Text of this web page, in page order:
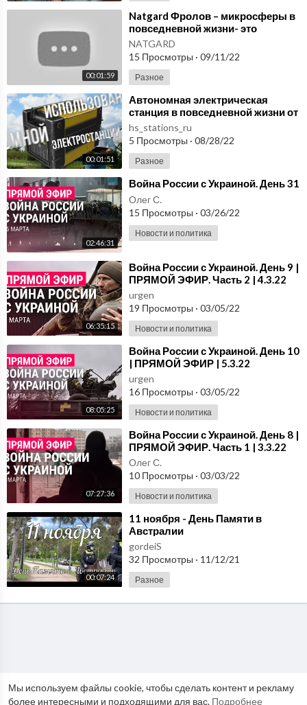
Мы используем файлы cookie, чтобы сделать контент и рекламу
более интересными и подходящими для вас. Подробнее
00:01:59
⁣Natgard Фролов – микросферы в
повседневной жизни- это
отличный способ укрепить
здоровье!
NATGARD
15 Просмотры · 09/11/22
Разное
00:01:51
⁣Автономная электрическая
станция в повседневной жизни от
компании Флагман. Дешевле и
выгоднее?
hs_stations_ru
5 Просмотры · 08/28/22
Разное
02:46:31
⁣Война России с Украиной. День 31
Олег С.
15 Просмотры · 03/26/22
Новости и политика
06:35:15
⁣Война России с Украиной. День 9 |
ПРЯМОЙ ЭФИР. Часть 2 | 4.3.22
urgen
19 Просмотры · 03/05/22
Новости и политика
08:05:25
⁣Война России с Украиной. День 10
| ПРЯМОЙ ЭФИР | 5.3.22
urgen
16 Просмотры · 03/05/22
Новости и политика
07:27:36
⁣Война России с Украиной. День 8 |
ПРЯМОЙ ЭФИР. Часть 1 | 3.3.22
Олег С.
10 Просмотры · 03/03/22
Новости и политика
00:07:24
⁣11 ноября - День Памяти в
Австралии
gordeiS
32 Просмотры · 11/12/21
Разное